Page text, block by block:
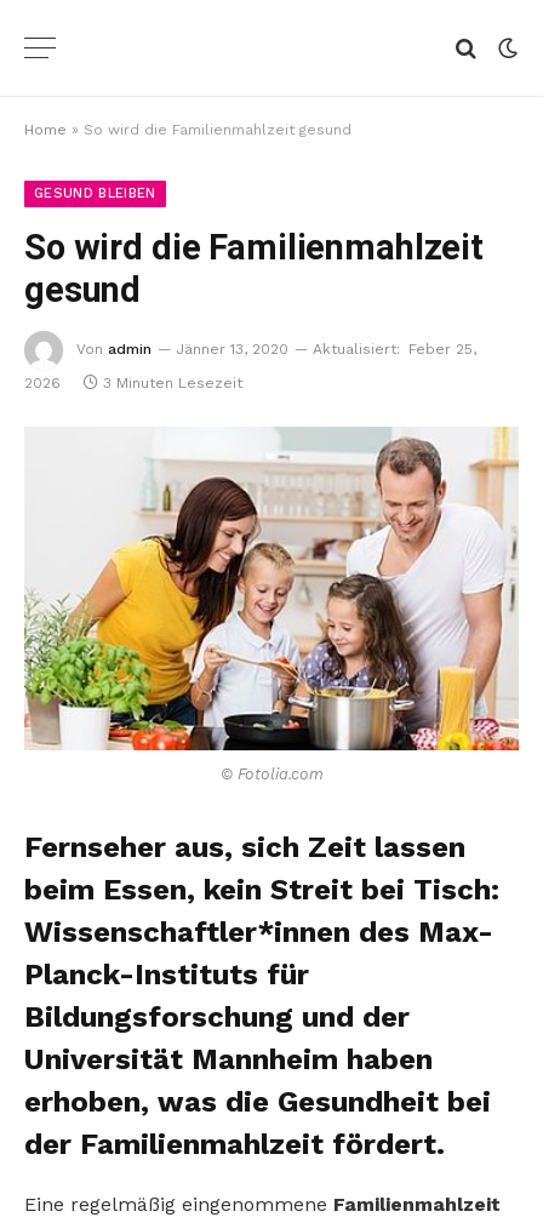
Home » So wird die Familienmahlzeit gesund
GESUND BLEIBEN
So wird die Familienmahlzeit
gesund
Von admin Jänner 13, 2020 Aktualisiert:
Feber 25,
2026
3 Minuten Lesezeit
© Fotolia.com
Fernseher aus, sich Zeit lassen
beim Essen, kein Streit bei Tisch:
Wissenschaftler*innen des Max-
Planck-Instituts für
Bildungsforschung und der
Universität Mannheim haben
erhoben, was die Gesundheit bei
der Familienmahlzeit fördert.
Eine regelmäßig eingenommene Familienmahlzeit